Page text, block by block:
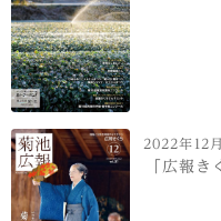
2022年12
「広報